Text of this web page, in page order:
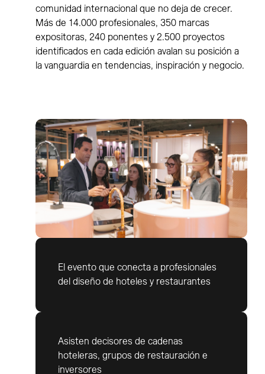
comunidad internacional que no deja de crecer.
Más de 14.000 profesionales, 350 marcas
expositoras, 240 ponentes y 2.500 proyectos
identificados en cada edición avalan su posición a
la vanguardia en tendencias, inspiración y negocio.
El evento que conecta a profesionales
del diseño de hoteles y restaurantes
Asisten decisores de cadenas
hoteleras, grupos de restauración e
inversores